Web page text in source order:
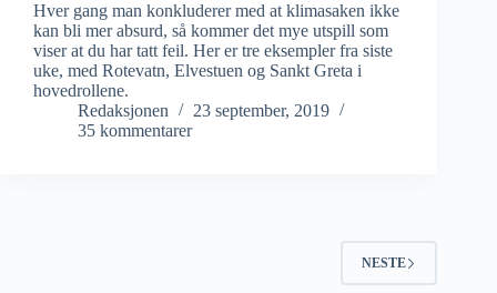
Hver gang man konkluderer med at klimasaken ikke
kan bli mer absurd, så kommer det mye utspill som
viser at du har tatt feil. Her er tre eksempler fra siste
uke, med Rotevatn, Elvestuen og Sankt Greta i
hovedrollene.
Redaksjonen
23 september, 2019
35 kommentarer
NESTE